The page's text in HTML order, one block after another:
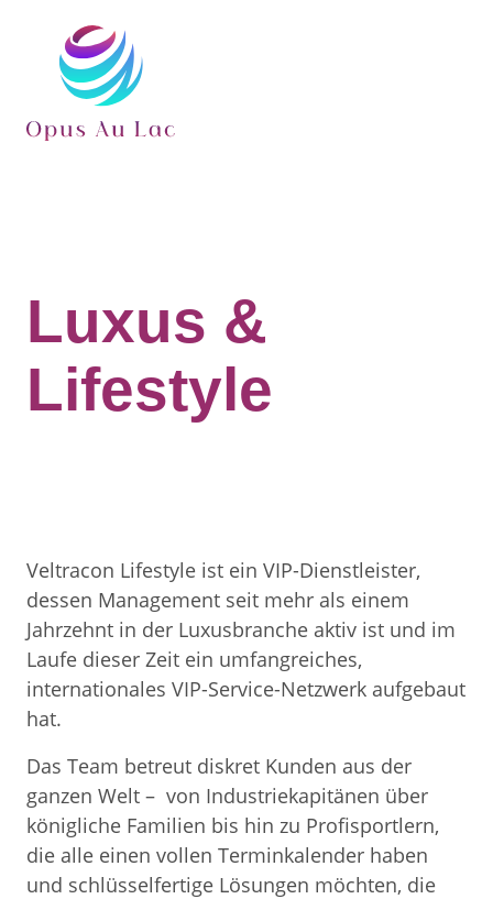
Luxus &
Lifestyle
Veltracon Lifestyle ist ein VIP-Dienstleister,
dessen Management seit mehr als einem
Jahrzehnt in der Luxusbranche aktiv ist und im
Laufe dieser Zeit ein umfangreiches,
internationales VIP-Service-Netzwerk aufgebaut
hat.
Das Team betreut diskret Kunden aus der
ganzen Welt – von Industriekapitänen über
königliche Familien bis hin zu Profisportlern,
die alle einen vollen Terminkalender haben
und schlüsselfertige Lösungen möchten, die